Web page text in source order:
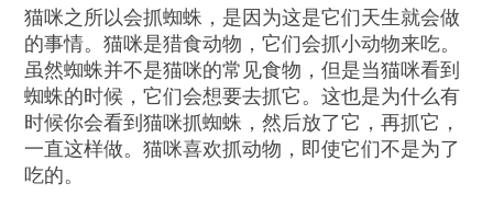
猫咪之所以会抓蜘蛛，是因为这是它们天生就会做
的事情。猫咪是猎食动物，它们会抓小动物来吃。
虽然蜘蛛并不是猫咪的常见食物，但是当猫咪看到
蜘蛛的时候，它们会想要去抓它。这也是为什么有
时候你会看到猫咪抓蜘蛛，然后放了它，再抓它，
一直这样做。猫咪喜欢抓动物，即使它们不是为了
吃的。